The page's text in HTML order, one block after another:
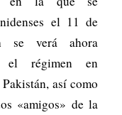
el 11 de
se verá ahora
el régimen en
así como
«amigos» de la